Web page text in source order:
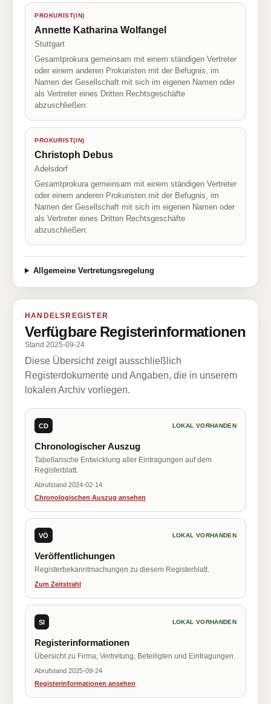
PROKURIST(IN)
Annette Katharina Wolfangel
Stuttgart
Gesamtprokura gemeinsam mit einem ständigen Vertreter
oder einem anderen Prokuristen mit der Befugnis, im
Namen der Gesellschaft mit sich im eigenen Namen oder
als Vertreter eines Dritten Rechtsgeschäfte
abzuschließen:
PROKURIST(IN)
Christoph Debus
Adelsdorf
Gesamtprokura gemeinsam mit einem ständigen Vertreter
oder einem anderen Prokuristen mit der Befugnis, im
Namen der Gesellschaft mit sich im eigenen Namen oder
als Vertreter eines Dritten Rechtsgeschäfte
abzuschließen:
Allgemeine Vertretungsregelung
HANDELSREGISTER
Verfügbare Registerinformationen
Stand 2025-09-24
Diese Übersicht zeigt ausschließlich
Registerdokumente und Angaben, die in unserem
lokalen Archiv vorliegen.
CD LOKAL VORHANDEN
Chronologischer Auszug
Tabellarische Entwicklung aller Eintragungen auf dem
Registerblatt.
Abrufstand 2024-02-14
Chronologischen Auszug ansehen
VÖ LOKAL VORHANDEN
Veröffentlichungen
Registerbekanntmachungen zu diesem Registerblatt.
Zum Zeitstrahl
SI LOKAL VORHANDEN
Registerinformationen
Übersicht zu Firma, Vertretung, Beteiligten und Eintragungen.
Abrufstand 2025-09-24
Registerinformationen ansehen